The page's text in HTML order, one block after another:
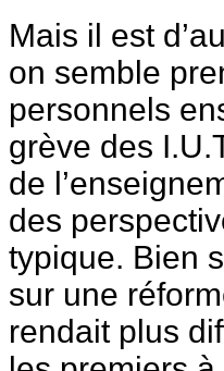
Mais il est
on semble
personnels
grève des
de
des
typique. Bien
sur une
rendait plus